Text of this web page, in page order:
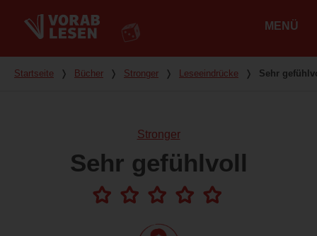
MENÜ
Du bist hier
Startseite ❭ Bücher ❭ Stronger ❭ Leseeindrücke ❭ Sehr
Stronger
Sehr gefühlvoll